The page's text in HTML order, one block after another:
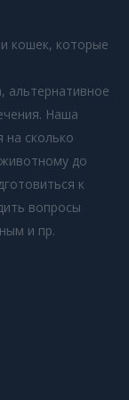
кошек, которые
альтернативное
Наша
на сколько
до
к
вопросы
и пр.